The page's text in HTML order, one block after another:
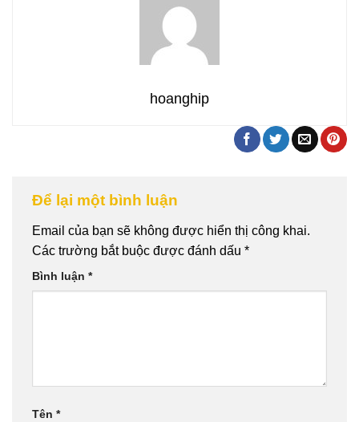
hoanghip
Để lại một bình luận
Email của bạn sẽ không được hiển thị công khai.
Các trường bắt buộc được đánh dấu *
Bình luận *
Tên *